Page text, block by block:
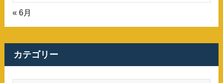
« 6月
カテゴリー